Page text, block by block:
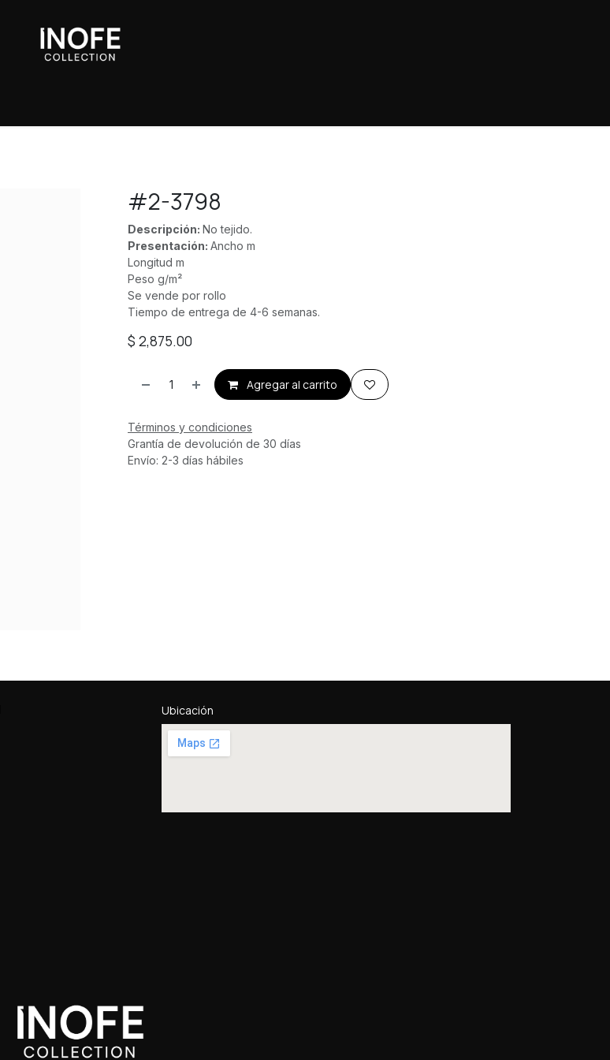
#2-3798
Descripción: No tejido.
Presentación: Ancho m
Longitud m
Peso g/m²
Se vende por rollo
Tiempo de entrega de 4-6 semanas.
$ 2,875.00
Agregar al carrito
Términos y condiciones
Grantía de devolución de 30 días
Envío: 2-3 días hábiles
Ubicación